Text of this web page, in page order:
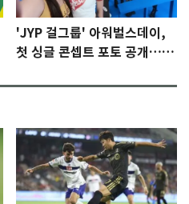
'JYP 걸그룹' 아워벌스데이,
첫 싱글 콘셉트 포토 공개…청